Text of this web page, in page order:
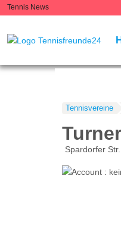
Tennis News
Tennisvereine
Spardorfer